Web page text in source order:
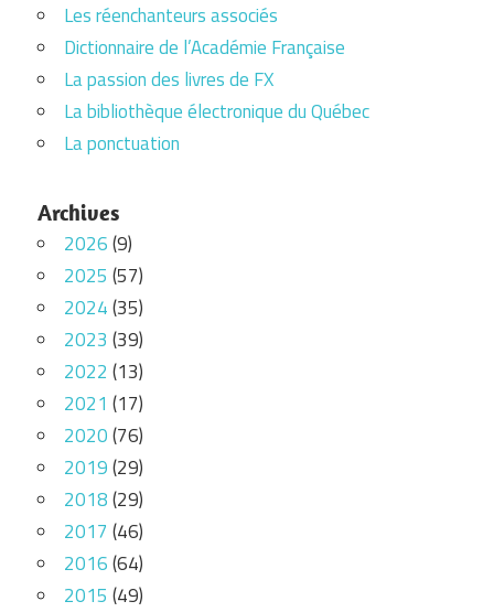
Les réenchanteurs associés
Dictionnaire de l’Académie Française
La passion des livres de FX
La bibliothèque électronique du Québec
La ponctuation
Archives
2026(9)
2025 (57)
2024(35)
2023 (39)
2022 (13)
2021 (17)
2020(76)
2019(29)
2018(29)
2017 (46)
2016(64)
2015 (49)